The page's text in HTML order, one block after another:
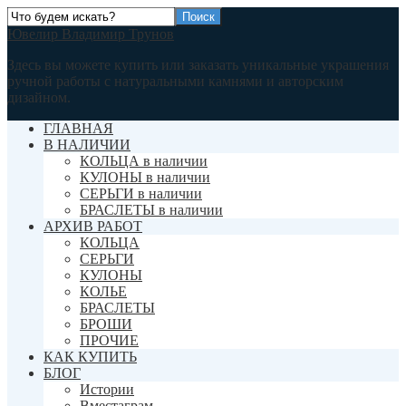
Ювелир Владимир Трунов
Здесь вы можете купить или заказать уникальные украшения
ручной работы с натуральными камнями и авторским
дизайном.
ГЛАВНАЯ
В НАЛИЧИИ
КОЛЬЦА в наличии
КУЛОНЫ в наличии
СЕРЬГИ в наличии
БРАСЛЕТЫ в наличии
АРХИВ РАБОТ
КОЛЬЦА
СЕРЬГИ
КУЛОНЫ
КОЛЬЕ
БРАСЛЕТЫ
БРОШИ
ПРОЧИЕ
КАК КУПИТЬ
БЛОГ
Истории